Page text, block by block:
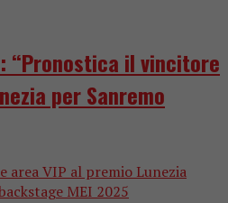
“Pronostica il vincitore
per Sanremo
area VIP al premio Lunezia
MEI 2025